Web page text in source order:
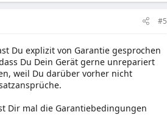
#5
Du explizit von Garantie gesprochen
Du Dein Gerät gerne unrepariert
weil Du darüber vorher nicht
Dir mal die Garantiebedingungen